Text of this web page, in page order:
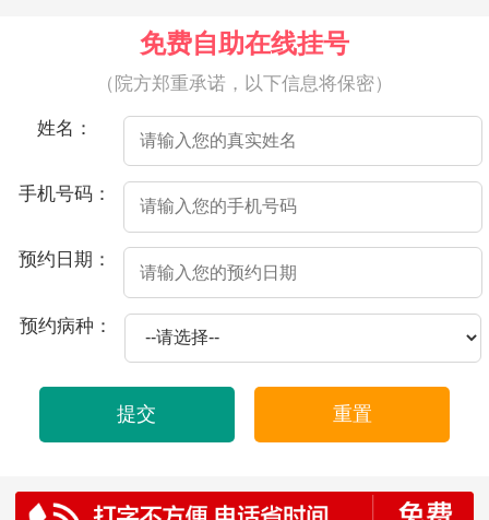
近年来，许多男性出现了阳痿的问题，这已经不再是老年人的问题，很多年轻人也会出现这种情况。而医院将讲述的是一个33岁男人的阳痿故事。
32岁的阳痿，也叫勃起功能障碍，是男性生殖系统常见的问题之一。这种情况很可能会影响到夫妻生活质量，给男性带来心理压力。那么，32岁阳痿怎么办呢？
今年33岁，但是面临着一个让我十分困扰的问题——阳痿。每当和妻子发生关系时，我总是没发勃起。这种情况一直持续了3个月，让我感到非常沮丧和焦虑。 2026-08-02
射精过程中出现疼痛和出血情况，可以称为“射精痛有血”。通常来说，正常情况下射精是微痛无血的，如果出现了这样的症状，需要及时去医院进行检查。下面是射精痛有血的可能原因及治疗方法。
射精痛是一种男性生殖系统疾病，通常发生在射精时出现疼痛或不适感。这种疼痛可能会在射精前、射精时或射精后持续几秒钟甚至几分钟。 2026-07-22
射精疼痛是指男性在射精的过程中感到疼痛，这种情况有可能是生理机能异常所导致，也可能是由于其他因素引起的，下面来介绍一下： 2026-07-22
射精痛是指男性在性行为或撸管时出现疼痛或不适感，通常是在射精阶段出现的。射精痛可能是由多种原因引起的，例如以下原因： 2026-07-22
对于男性来说，射精是非常正常的生理现象，但有时会出现射精痛的情况，甚至持续时间过久，给身体健康带来影响。那么，射精痛过多要怎么办呢？ 2026-07-22
免费自助在线挂号
（院方郑重承诺，以下信息将保密）
姓名：
手机号码：
预约日期：
预约病种：
提交 重置